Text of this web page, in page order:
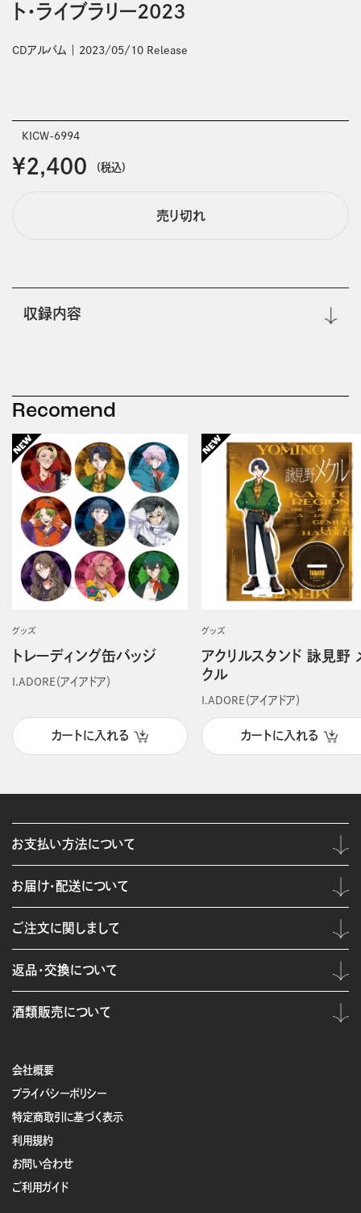
ト・ライブラリー2023
CDアルバム 2023/05/10 Release
KICW-6994
￥2,400 (税込)
売り切れ
収録内容
Recomend
グッズ
トレーディング缶バッジ
I.ADORE（アイアドア）
カートに入れる
グッズ
アクリルスタンド 詠見野
クル
I.ADORE（アイアドア）
カートに入れる
会社概要
プライバシーポリシー
特定商取引に基づく表示
利用規約
お問い合わせ
ご利用ガイド
お支払い方法について
お届け・配送について
ご注文に関しまして
返品・交換について
酒類販売について